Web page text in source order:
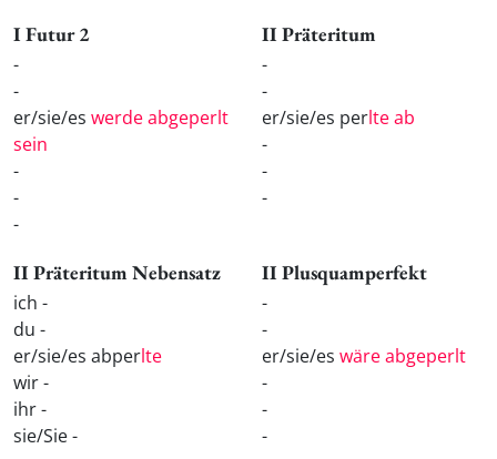
I Futur 2
-
-
er/sie/es werde abgeperlt
sein
-
-
-
II Präteritum
-
-
er/sie/es perlte ab
-
-
-
II Präteritum Nebensatz
ich -
du -
er/sie/es abperlte
wir -
ihr -
sie/Sie -
II Plusquamperfekt
-
-
er/sie/es wäre abgeperlt
-
-
-